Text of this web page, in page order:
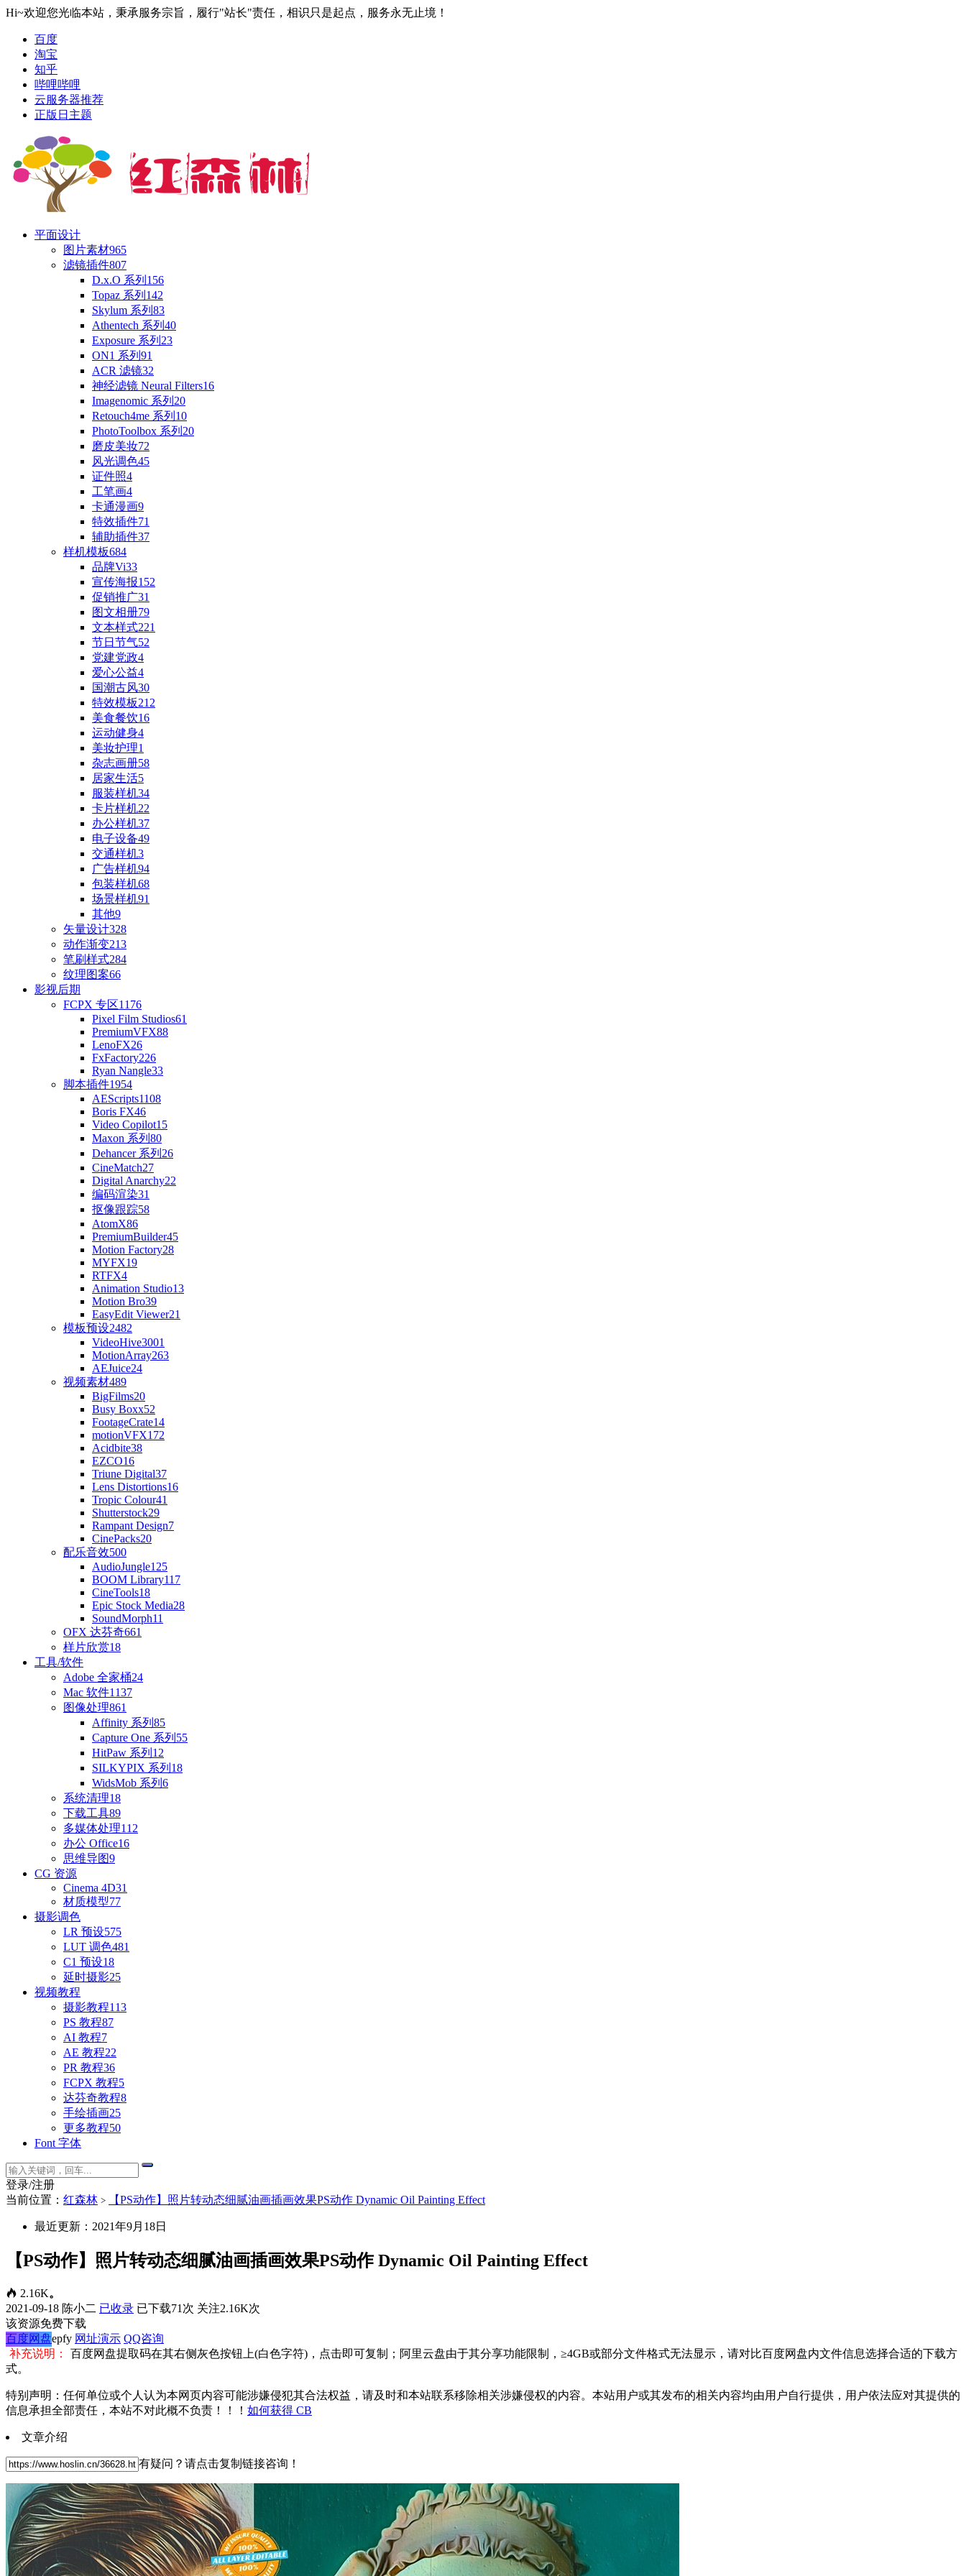
Hi~欢迎您光临本站，秉承服务宗旨，履行"站长"责任，相识只是起点，服务永无止境！
百度
淘宝
知乎
哔哩哔哩
云服务器推荐
正版日主题
平面设计
图片素材965
滤镜插件807
D.x.O 系列 156
Topaz 系列 142
Skylum 系列 83
Athentech 系列 40
Exposure 系列 23
ON1 系列 91
ACR 滤镜32
神经滤镜 Neural Filters16
Imagenomic 系列 20
Retouch4me 系列 10
PhotoToolbox 系列 20
磨皮美妆72
风光调色45
证件照4
工笔画4
卡通漫画9
特效插件71
辅助插件37
样机模板684
品牌Vi33
宣传海报152
促销推广31
图文相册79
文本样式221
节日节气52
党建党政4
爱心公益4
国潮古风30
特效模板212
美食餐饮16
运动健身4
美妆护理1
杂志画册58
居家生活5
服装样机34
卡片样机22
办公样机37
电子设备49
交通样机3
广告样机94
包装样机68
场景样机91
其他9
矢量设计328
动作渐变213
笔刷样式284
纹理图案66
影视后期
FCPX 专区1176
Pixel Film Studios61
PremiumVFX88
LenoFX26
FxFactory226
Ryan Nangle33
脚本插件1954
AEScripts1108
Boris FX46
Video Copilot15
Maxon 系列 80
Dehancer 系列 26
CineMatch27
Digital Anarchy22
编码渲染31
抠像跟踪58
AtomX86
PremiumBuilder45
Motion Factory28
MYFX19
RTFX4
Animation Studio13
Motion Bro39
EasyEdit Viewer21
模板预设2482
VideoHive3001
MotionArray263
AEJuice24
视频素材489
BigFilms20
Busy Boxx52
FootageCrate14
motionVFX172
Acidbite38
EZCO16
Triune Digital37
Lens Distortions16
Tropic Colour41
Shutterstock29
Rampant Design7
CinePacks20
配乐音效500
AudioJungle125
BOOM Library117
CineTools18
Epic Stock Media28
SoundMorph11
OFX 达芬奇661
样片欣赏18
工具/软件
Adobe 全家桶24
Mac 软件1137
图像处理861
Affinity 系列 85
Capture One 系列 55
HitPaw 系列 12
SILKYPIX 系列 18
WidsMob 系列 6
系统清理18
下载工具89
多媒体处理112
办公 Office16
思维导图9
CG 资源
Cinema 4D31
材质模型77
摄影调色
LR 预设575
LUT 调色481
C1 预设18
延时摄影25
视频教程
摄影教程113
PS 教程87
AI 教程7
AE 教程22
PR 教程36
FCPX 教程5
达芬奇教程8
手绘插画25
更多教程50
Font 字体
登录/注册
当前位置： 红森林 > 【PS动作】照片转动态细腻油画插画效果PS动作 Dynamic Oil Painting Effect
最近更新：2021年9月18日
【PS动作】照片转动态细腻油画插画效果PS动作 Dynamic Oil Painting Effect
2.16K。
2021-09-18 陈小二 已收录 已下载71次 关注2.16K次
该资源免费下载
百度网盘epfy 网址演示 QQ咨询
补充说明：
百度网盘提取码在其右侧灰色按钮上(白色字符)，点击即可复制；阿里云盘由于其分享功能限制，≥4GB或部分文件格式无法显示，请对比百度网盘内文件信息选择合适的下载方
式。
特别声明：任何单位或个人认为本网页内容可能涉嫌侵犯其合法权益，请及时和本站联系移除相关涉嫌侵权的内容。本站用户或其发布的相关内容均由用户自行提供，用户依法应对其提供的
信息承担全部责任，本站不对此概不负责！！！ 如何获得 CB
文章介绍
有疑问？请点击复制链接咨询！